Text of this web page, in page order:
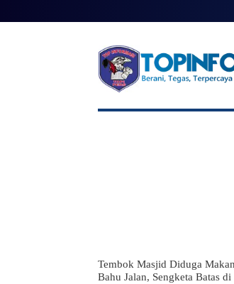
Tembok Masjid Diduga Makan
Bahu Jalan, Sengketa Batas di